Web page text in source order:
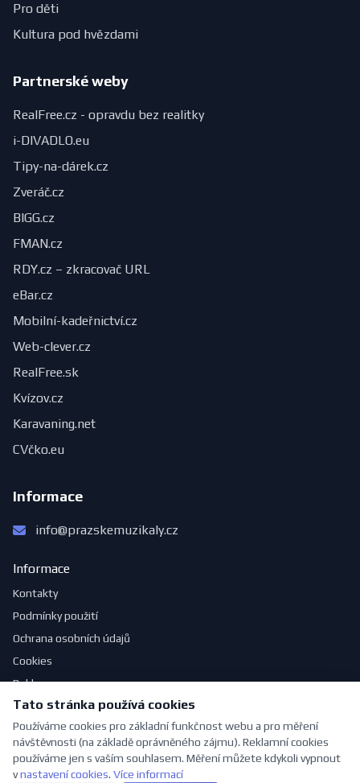
Pro děti
Kultura pod hvězdami
Partnerské weby
RealFree.cz - opravdu bez realitky
i-DIVADLO.eu
Tipy-na-dárek.cz
Zveráč.cz
BIGG.cz
FMAN.cz
RDY.cz – zkracovač URL
eBar.cz
Mobilní-kadeřnictví.cz
Web-clever.cz
RealFree.sk
Kvízov.cz
Karavaning.net
CVčko.eu
Informace
info@prazskemuzikaly.cz
Informace
Kontakty
Podmínky použití
Ochrana osobních údajů
Cookies
Reklama
Jak se obléknout do divadla
Tato stránka používá cookies
Používáme cookies pro základní funkčnost webu a pro měření
návštěvnosti (na základě oprávněného zájmu). Reklamní cookies
používáme jen s vaším souhlasem. Měření můžete kdykoli vypnout
vnastavení cookies. Více informací